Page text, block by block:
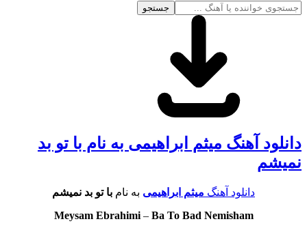
جستجو
دانلود آهنگ میثم ابراهیمی به نام با تو بد
نمیشم
دانلود آهنگ میثم ابراهیمی به نام با تو بد نمیشم
Meysam Ebrahimi– Ba To Bad Nemisham